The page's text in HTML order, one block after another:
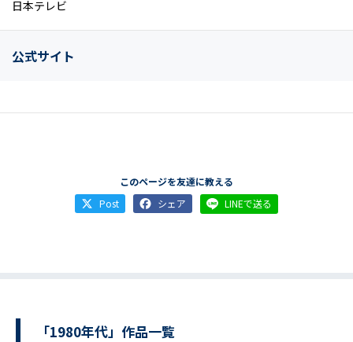
日本テレビ
公式サイト
このページを友達に教える
Post
シェア LINEで送る
「1980年代」作品一覧